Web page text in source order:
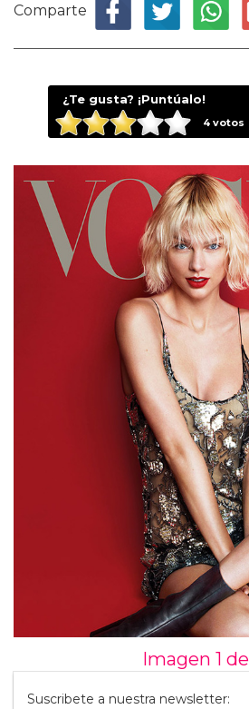
Comparte
¿Te gusta? ¡Puntúalo!
4votos
Imagen 1 de
Suscribete a nuestra newsletter: